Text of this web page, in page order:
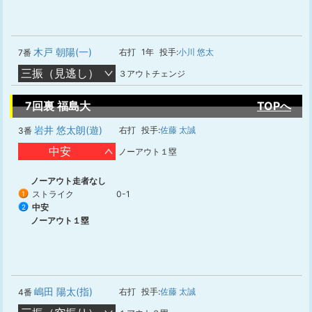
7番 木戸 朝陽(一) 右打 1年 投手:小川 悠太
三振（見逃し） ３アウトチェンジ
7回裏 福島大 TOPへ
3番 岩井 悠太朗(遊) 右打 投手:佐藤 太誠
中安 ノーアウト１塁
ノーアウト走者なし
1 ストライク 0-1
2
中安
ノーアウト１塁
4番 嶋田 陽太(指) 右打 投手:佐藤 太誠